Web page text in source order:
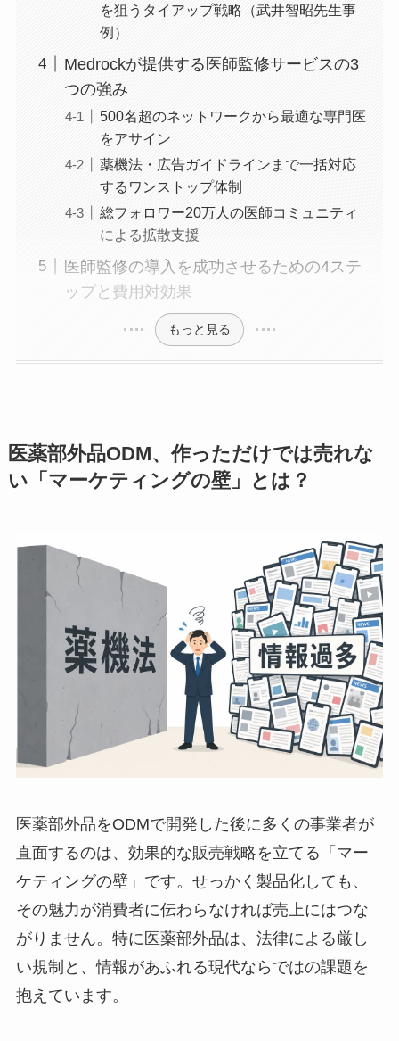
を狙うタイアップ戦略（武井智昭先生事
例）
Medrockが提供する医師監修サービスの3
つの強み
500名超のネットワークから最適な専門医
をアサイン
薬機法・広告ガイドラインまで一括対応
するワンストップ体制
総フォロワー20万人の医師コミュニティ
による拡散支援
医師監修の導入を成功させるための4ステ
ップと費用対効果
もっと見る
医薬部外品ODM、作っただけでは売れな
い「マーケティングの壁」とは？
医薬部外品をODMで開発した後に多くの事業者が
直面するのは、効果的な販売戦略を立てる「マー
ケティングの壁」です。せっかく製品化しても、
その魅力が消費者に伝わらなければ売上にはつな
がりません。特に医薬部外品は、法律による厳し
い規制と、情報があふれる現代ならではの課題を
抱えています。